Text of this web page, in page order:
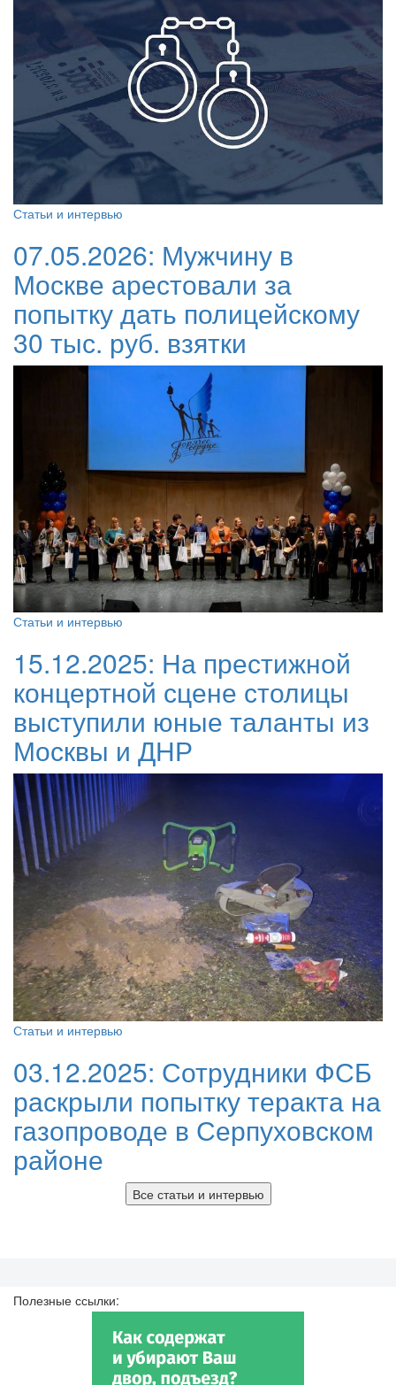
Статьи и интервью
07.05.2026: Мужчину в
Москве арестовали за
попытку дать полицейскому
30 тыс. руб. взятки
Статьи и интервью
15.12.2025: На престижной
концертной сцене столицы
выступили юные таланты из
Москвы и ДНР
Статьи и интервью
03.12.2025: Сотрудники ФСБ
раскрыли попытку теракта на
газопроводе в Серпуховском
районе
Все статьи и интервью
Полезные ссылки: